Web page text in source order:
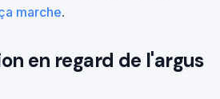
marche.
en regard de l'argus